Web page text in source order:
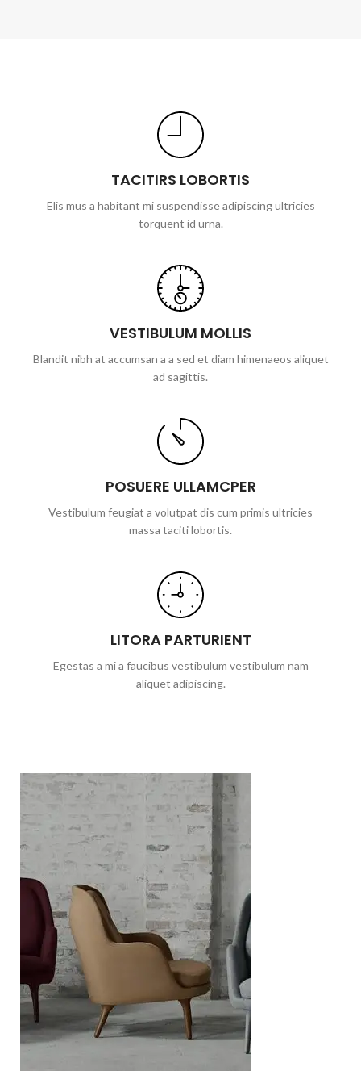
TACITIRS LOBORTIS
Elis mus a habitant mi suspendisse adipiscing ultricies
torquent id urna.
VESTIBULUM MOLLIS
Blandit nibh at accumsan a a sed et diam himenaeos aliquet
ad sagittis.
POSUERE ULLAMCPER
Vestibulum feugiat a volutpat dis cum primis ultricies
massa taciti lobortis.
LITORA PARTURIENT
Egestas a mi a faucibus vestibulum vestibulum nam
aliquet adipiscing.